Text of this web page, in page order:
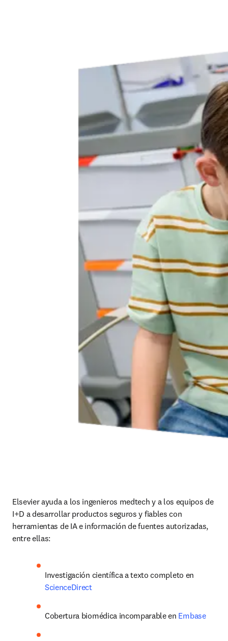
Elsevier ayuda a los ingenieros medtech y a los equipos de
I+D a desarrollar productos seguros y fiables con
herramientas de IA e información de fuentes autorizadas,
entre ellas:
ScienceDirect
Cobertura biomédica incomparable en Embase